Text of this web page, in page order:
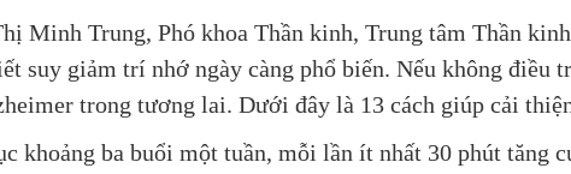
Minh Trung, Phó khoa Thần kinh, Trung tâm Thần
suy giảm trí nhớ ngày càng phổ biến. Nếu không điều
trong tương lai. Dưới đây là 13 cách giúp cải
khoảng ba buổi một tuần, mỗi lần ít nhất 30 phút tăng